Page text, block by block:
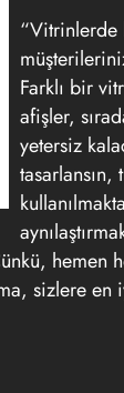
“Vitrinlerde
Farklı bir
afişler,
yetersiz
hemen
sizlere en